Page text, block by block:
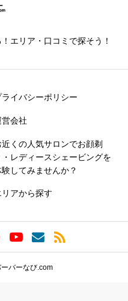
エリア・口コミで探そう！
ライバシーポリシー
営会社
近くの人気サロンでお顔剃
・レディースシェービングを
験してみませんか？
リアから探す
バーなび.com